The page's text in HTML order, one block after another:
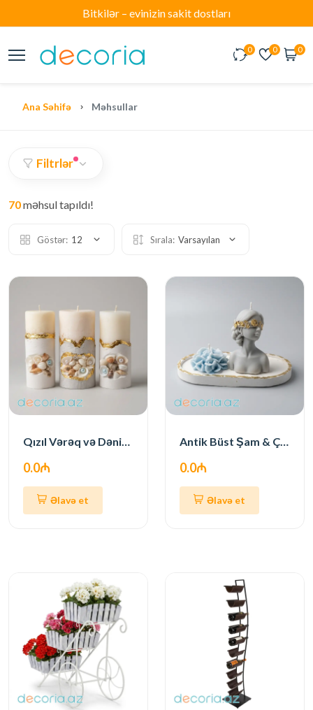
Bitkilər – evinizin sakit dostları
0 0 0
Ana Səhifə Məhsullar
Filtrlər
70məhsul tapıldı!
Göstər: 12 Sırala: Varsayılan
Qızıl Vərəq və Dəniz Qabığı Bəzəkli Şamlar
0.0₼
Əlavə et
Antik Büst Şam & Çiçək Dəsti
0.0₼
Əlavə et